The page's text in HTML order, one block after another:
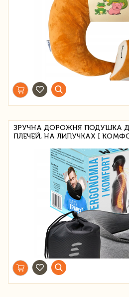
ЗРУЧНА ДОРОЖНЯ ПОДУШКА
ПЛЕЧЕЙ, НА ЛИПУЧКАХ І